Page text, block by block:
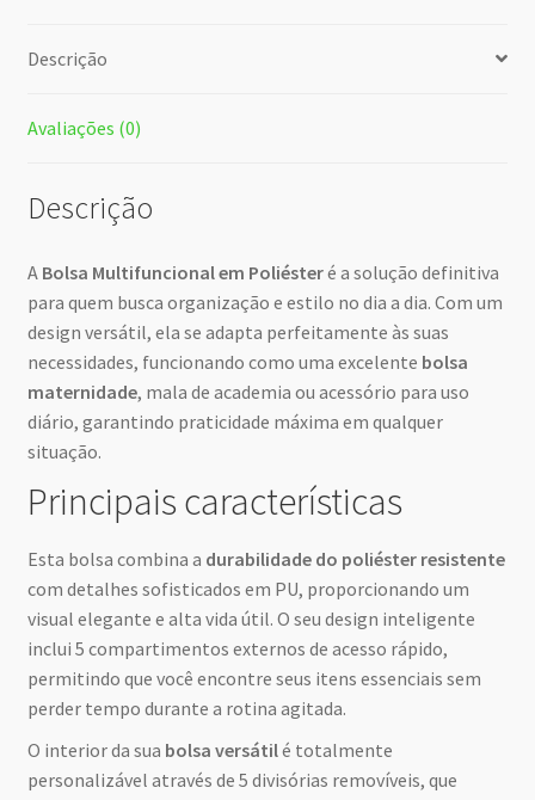
Descrição
Avaliações (0)
Descrição
A Bolsa Multifuncional em Poliésteré a solução definitiva
para quem busca organização e estilo no dia a dia. Com um
design versátil, ela se adapta perfeitamente às suas
necessidades, funcionando como uma excelente bolsa
maternidade, mala de academia ou acessório para uso
diário, garantindo praticidade máxima em qualquer
situação.
Principais características
Esta bolsa combina a durabilidade do poliéster resistente
com detalhes sofisticados em PU, proporcionando um
visual elegante e alta vida útil. O seu design inteligente
inclui 5 compartimentos externos de acesso rápido,
permitindo que você encontre seus itens essenciais sem
perder tempo durante a rotina agitada.
O interior da sua bolsa versátilé totalmente
personalizável através de 5 divisórias removíveis, que